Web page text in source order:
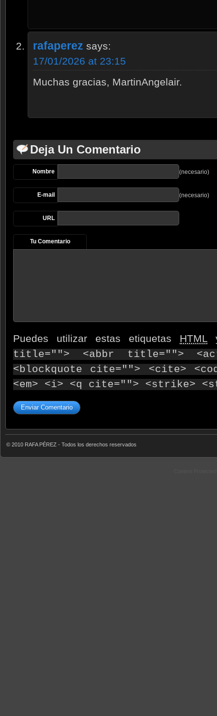
rafaperez says:
17/01/2026 at 23:15
Muchas gracias, MartinAngelair.
Deja Un Comentario
Nombre (necesario)
E-mail (necesario)
URL
Tu Comentario
Puedes utilizar estas etiquetas HTML
title=""> <abbr title="">
<blockquote cite=""> <cite>
<em> <i> <q cite=""> <strike>
© 2010 RAFA PÉREZ - Todos los derechos reservados